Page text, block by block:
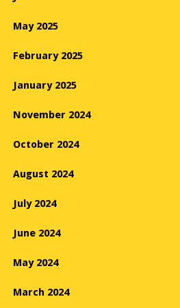
May 2025
February 2025
January 2025
November 2024
October 2024
August 2024
July 2024
June 2024
May 2024
March 2024